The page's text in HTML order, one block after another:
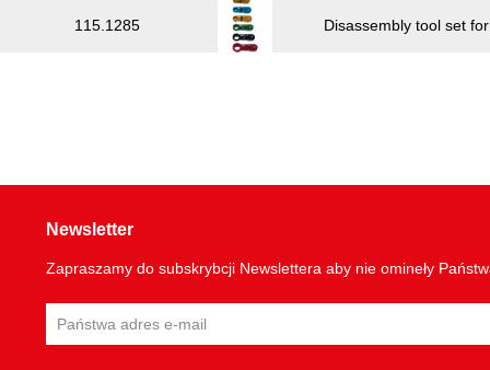
115.1285 Disassembly tool set
Newsletter
Zapraszamy do subskrybcji Newslettera aby nie omineły